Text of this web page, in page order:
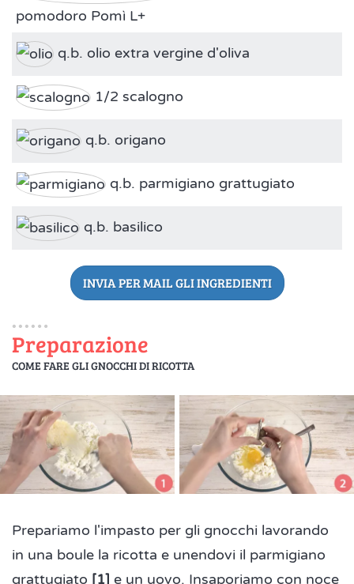
pomodoro Pomì L+
q.b. olio extra vergine d'oliva
1/2 scalogno
q.b. origano
q.b. parmigiano grattugiato
q.b. basilico
INVIA PER MAIL GLI INGREDIENTI
Preparazione
COME FARE GLI GNOCCHI DI RICOTTA
Prepariamo l'impasto per gli gnocchi lavorando
in una boule la ricotta e unendovi il parmigiano
grattugiato [1] e un uovo. Insaporiamo con noce